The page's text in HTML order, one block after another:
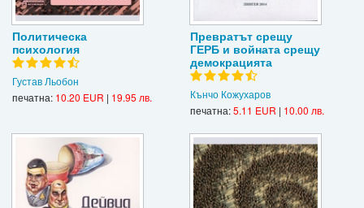
Политическа
психология
Густав Льобон
печатна: 10.20 EUR | 19.95 лв.
Превратът срещу
ГЕРБ и войната срещу
демокрацията
Кънчо Кожухаров
печатна:5.11 EUR | 10.00 лв.